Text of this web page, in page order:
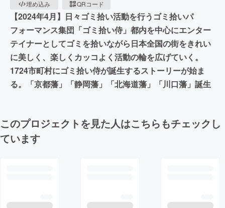
埋め込み
QRコード
【2024年4月】日々ゴミ拾い活動を行うゴミ拾いパ
フォーマンス集団「ゴミ拾い侍」都内を中心にエンター
テイナーとしてゴミを拾いながら日本全国の街をきれい
に美しく、楽しくカッコよく活動の輪を広げていく。
1724市町村にゴミ拾い侍が誕生するストーリーが始ま
る。「京都藩」「静岡藩」「北海道藩」「川口藩」誕生
このプロジェクトを見た人はこちらもチェックし
ています